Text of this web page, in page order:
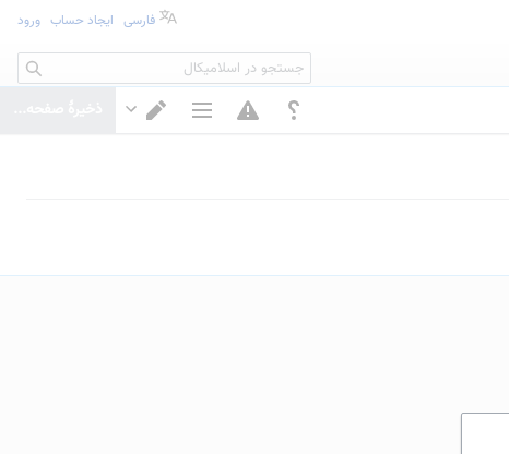
فارسی ایجاد حساب ورود
جستجو